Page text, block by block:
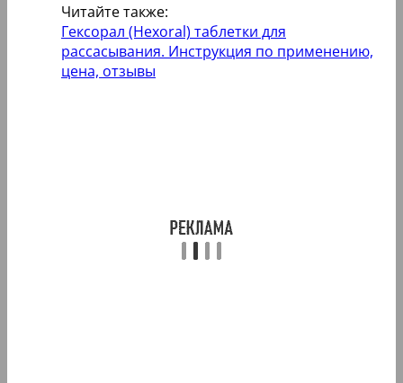
Читайте также:
Гексорал (Hexoral) таблетки для
рассасывания. Инструкция по применению,
цена, отзывы